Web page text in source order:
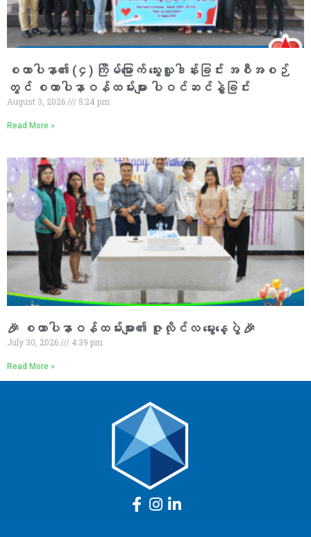
စထာပါနာ၏ (၄) ကြိမ်မြောက် သွေးလှူဒါန်းခြင်း အစီအစဉ်
တွင် စထာပါနာဝန်ထမ်းများ ပါဝင်ဆင်နွှဲခြင်း
August 3, 2026 5:24 pm
Read More »
🎉 စထာပါနာဝန်ထမ်းများ၏ ဇူလိုင်လ မွေးနေ့ပွဲ 🎉
July 30, 2026 4:39 pm
Read More »